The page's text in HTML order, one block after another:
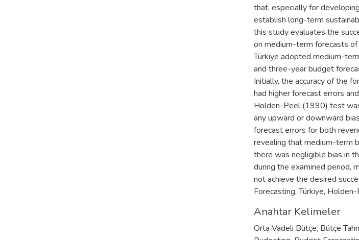
that, especially for
establish long-term
this study evaluates the
on medium-term forecasts
Türkiye adopted medium-
and three-year budget
Initially, the accuracy of the
had higher forecast errors
Holden-Peel (1990) test
any upward or downward
forecast errors for both
revealing that medium-term
there was negligible bias in
during the examined period,
not achieve the desired
Forecasting, Türkiye,
Anahtar Kelimeler
Orta Vadeli Bütçe, Bütçe